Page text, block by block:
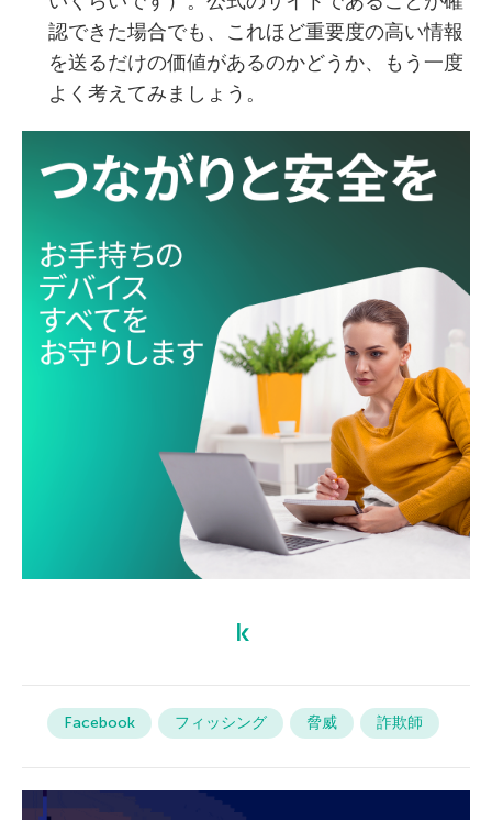
認できた場合でも、これほど重要度の高い情報
を送るだけの価値があるのかどうか、もう一度
よく考えてみましょう。
Facebook フィッシング 脅威 詐欺師